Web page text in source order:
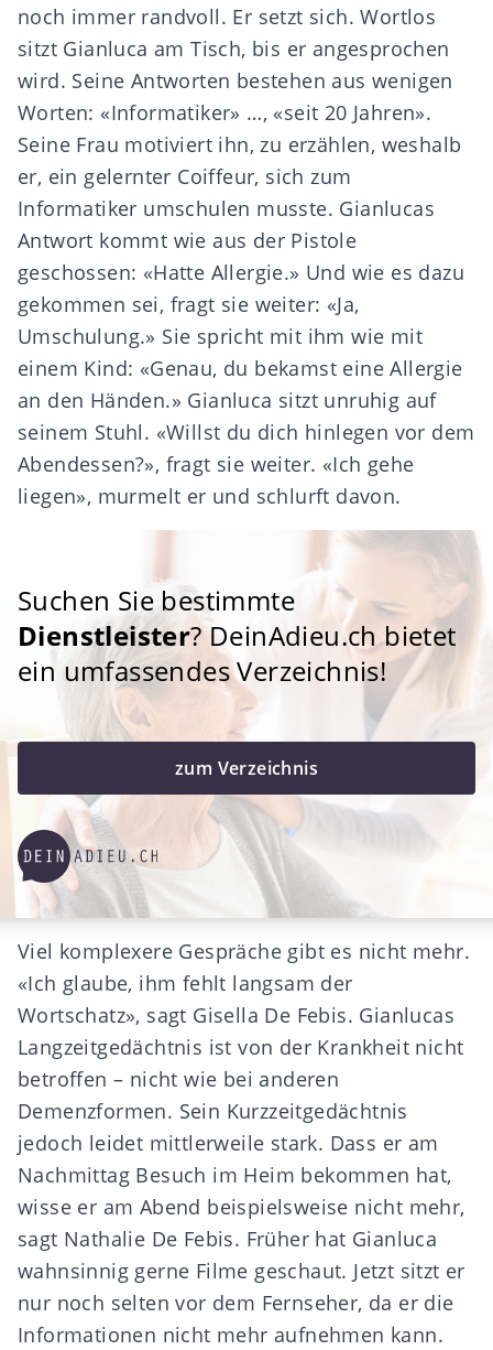
noch immer randvoll. Er setzt sich. Wortlos
sitzt Gianluca am Tisch, bis er angesprochen
wird. Seine Antworten bestehen aus wenigen
Worten: «Informatiker» …, «seit 20 Jahren».
Seine Frau motiviert ihn, zu erzählen, weshalb
er, ein gelernter Coiffeur, sich zum
Informatiker umschulen musste. Gianlucas
Antwort kommt wie aus der Pistole
geschossen: «Hatte Allergie.» Und wie es dazu
gekommen sei, fragt sie weiter: «Ja,
Umschulung.» Sie spricht mit ihm wie mit
einem Kind: «Genau, du bekamst eine Allergie
an den Händen.» Gianluca sitzt unruhig auf
seinem Stuhl. «Willst du dich hinlegen vor dem
Abendessen?», fragt sie weiter. «Ich gehe
liegen», murmelt er und schlurft davon.
Suchen Sie bestimmte
Dienstleister? DeinAdieu.ch bietet
ein umfassendes Verzeichnis!
zum Verzeichnis
Viel komplexere Gespräche gibt es nicht mehr.
«Ich glaube, ihm fehlt langsam der
Wortschatz», sagt Gisella De Febis. Gianlucas
Langzeitgedächtnis ist von der Krankheit nicht
betroffen – nicht wie bei anderen
Demenzformen. Sein Kurzzeitgedächtnis
jedoch leidet mittlerweile stark. Dass er am
Nachmittag Besuch im Heim bekommen hat,
wisse er am Abend beispielsweise nicht mehr,
sagt Nathalie De Febis. Früher hat Gianluca
wahnsinnig gerne Filme geschaut. Jetzt sitzt er
nur noch selten vor dem Fernseher, da er die
Informationen nicht mehr aufnehmen kann.